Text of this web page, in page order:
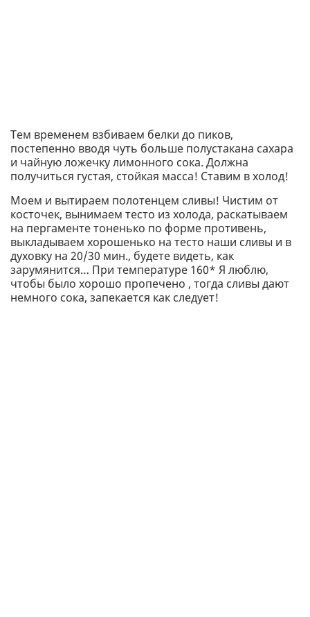
Тем временем взбиваем белки до пиков,
постепенно вводя чуть больше полустакана сахара
и чайную ложечку лимонного сока. Должна
получиться густая, стойкая масса! Ставим в холод!
Моем и вытираем полотенцем сливы! Чистим от
косточек, вынимаем тесто из холода, раскатываем
на пергаменте тоненько по форме противень,
выкладываем хорошенько на тесто наши сливы и в
духовку на 20/30 мин., будете видеть, как
зарумянится… При температуре 160* Я люблю,
чтобы было хорошо пропечено , тогда сливы дают
немного сока, запекается как следует!